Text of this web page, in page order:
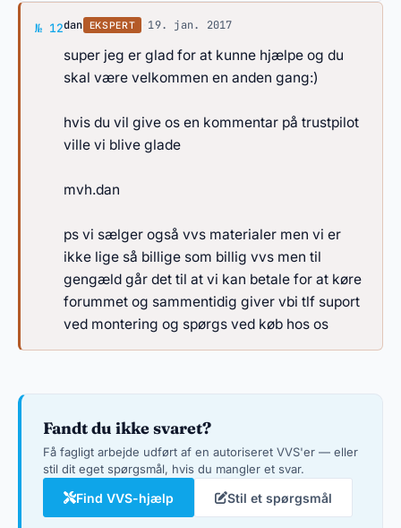
№ 12Svar af dan
dan EKSPERT 19. jan. 2017
super jeg er glad for at kunne hjælpe og du
skal være velkommen en anden gang:)
hvis du vil give os en kommentar på trustpilot
ville vi blive glade
mvh.dan
ps vi sælger også vvs materialer men vi er
ikke lige så billige som billig vvs men til
gengæld går det til at vi kan betale for at køre
forummet og sammentidig giver vbi tlf suport
ved montering og spørgs ved køb hos os
Fandt du ikke svaret?
Få fagligt arbejde udført af en autoriseret VVS'er — eller
stil dit eget spørgsmål, hvis du mangler et svar.
Find VVS-hjælp Stil et spørgsmål